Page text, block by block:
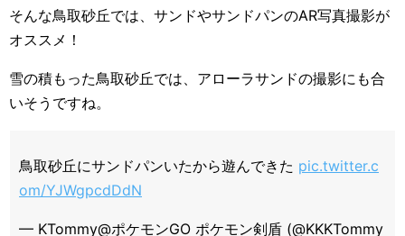
そんな鳥取砂丘では、サンドやサンドパンのAR写真撮影が
オススメ！
雪の積もった鳥取砂丘では、アローラサンドの撮影にも合
いそうですね。
鳥取砂丘にサンドパンいたから遊んできた pic.twitter.c
om/YJWgpcdDdN
— KTommy@ポケモンGO ポケモン剣盾 (@KKKTommy